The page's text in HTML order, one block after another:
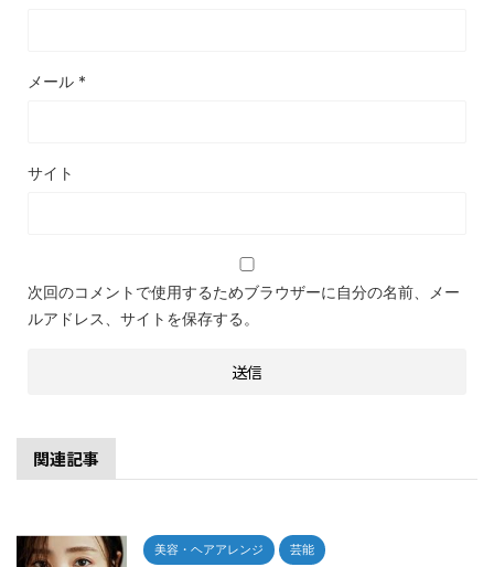
メール *
サイト
次回のコメントで使用するためブラウザーに自分の名前、メー
ルアドレス、サイトを保存する。
関連記事
美容・ヘアアレンジ 芸能